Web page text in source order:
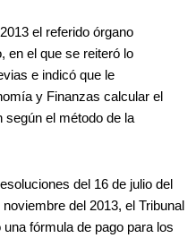
el referido órgano
en el que se reiteró lo
e indicó que le
y Finanzas calcular el
según el método de la
del 16 de julio del
del 2013, el Tribunal
fórmula de pago para los